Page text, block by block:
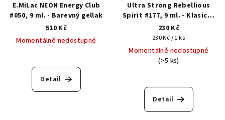
E.MiLac NEON Energy Club
#050, 9 ml. - Barevný gellak
510 Kč
Momentálně nedostupné
Detail
Ultra Strong Rebellious
Spirit #177, 9 ml. - Klasický
lak s gelovým efektem
230 Kč
Měrná
cena:
230 Kč / 1 ks
Momentálně nedostupné
(>5 ks)
Detail